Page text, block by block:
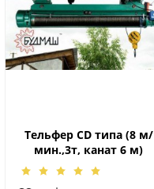
Тельфер CD типа (8 м/
мин.,3т, канат 6 м)